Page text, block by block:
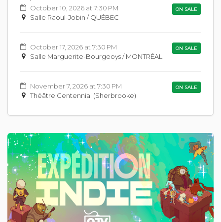
October 10, 2026 at 7:30 PM ON SALE
Salle Raoul-Jobin / QUÉBEC
October 17, 2026 at 7:30 PM ON SALE
Salle Marguerite-Bourgeoys / MONTRÉAL
November 7, 2026 at 7:30 PM ON SALE
Théâtre Centennial (Sherbrooke)